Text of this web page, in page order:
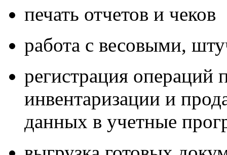
печать отчетов и чеков
работа с весовыми,
регистрация операций
инвентаризации и
данных в учетные